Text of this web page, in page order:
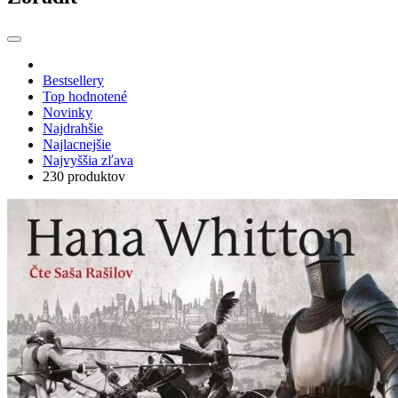
Bestsellery
Top hodnotené
Novinky
Najdrahšie
Najlacnejšie
Najvyššia zľava
230 produktov